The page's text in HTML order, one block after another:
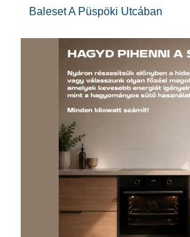
Baleset A Püspöki Utcában